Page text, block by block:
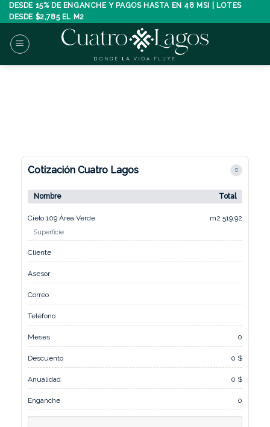
Skip
to
content
DESDE 15% DE ENGANCHE Y PAGOS HASTA EN 48 MSI | LOTES
DESDE $2,785 EL M2
Cotización Cuatro Lagos
Nombre Total
Cielo 109 Área Verde
Superficie
m2 519.92
Cliente
Asesor
Correo
Teléfono
Meses 0
Descuento 0 $
Anualidad 0 $
Enganche 0